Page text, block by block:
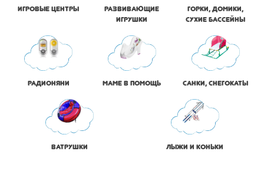
Развивающие игрушки
Радионяни
Маме в помощь
Игровые центры
Развивающие
игрушки
Горки, домики,
сухие бассейны
Радионяни Маме в помощь Санки, снегокаты
Ватрушки Лыжи и коньки